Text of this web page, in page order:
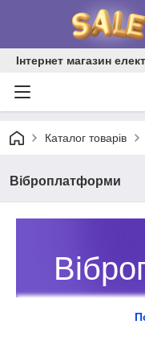
Інтернет магазин
Каталог товарів
Віброплатформи